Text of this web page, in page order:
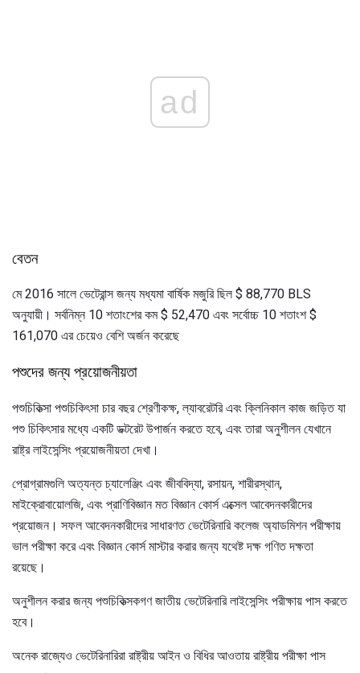
ad
বেতন
মে 2016 সালে ভেটেরান্স জন্য মধ্যমা বার্ষিক মজুরি ছিল $ 88,770 BLS
অনুযায়ী। সর্বনিম্ন 10 শতাংশের কম $ 52,470 এবং সর্বোচ্চ 10 শতাংশ $
161,070 এর চেয়েও বেশি অর্জন করেছে
পশুদের জন্য প্রয়োজনীয়তা
পশুচিকিত্সা পশুচিকিৎসা চার বছর শ্রেণীকক্ষ, ল্যাবরেটরি এবং ক্লিনিকাল কাজ জড়িত যা
পশু চিকিৎসার মধ্যে একটি ডক্টরেট উপার্জন করতে হবে, এবং তারা অনুশীলন যেখানে
রাষ্ট্র লাইসেন্সিং প্রয়োজনীয়তা দেখা।
প্রোগ্রামগুলি অত্যন্ত চ্যালেঞ্জিং এবং জীববিদ্যা, রসায়ন, শারীরস্থান,
মাইক্রোবায়োলজি, এবং প্রাণিবিজ্ঞান মত বিজ্ঞান কোর্স এক্সেল আবেদনকারীদের
প্রয়োজন। সফল আবেদনকারীদের সাধারণত ভেটেরিনারি কলেজ অ্যাডমিশন পরীক্ষায়
ভাল পরীক্ষা করে এবং বিজ্ঞান কোর্স মাস্টার করার জন্য যথেষ্ট দক্ষ গণিত দক্ষতা
রয়েছে।
অনুশীলন করার জন্য পশুচিকিত্সকগণ জাতীয় ভেটেরিনারি লাইসেন্সিং পরীক্ষায় পাস করতে
হবে।
অনেক রাজ্যেও ভেটেরিনারিরা রাষ্ট্রীয় আইন ও বিধির আওতায় রাষ্ট্রীয় পরীক্ষা পাস